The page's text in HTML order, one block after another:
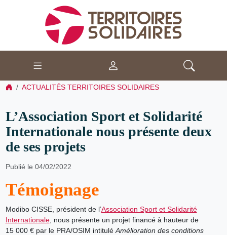
ACTUALITÉS TERRITOIRES SOLIDAIRES
L’Association Sport et Solidarité
Internationale nous présente deux
de ses projets
Publié le 04/02/2022
Témoignage
Modibo CISSE, président de l’Association Sport et Solidarité
Internationale, nous présente un projet financé à hauteur de
15 000 € par le PRA/OSIM intitulé Amélioration des conditions